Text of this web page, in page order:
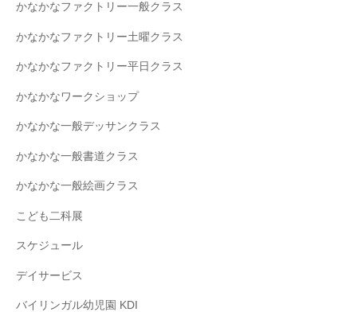
かなかなファクトリー一般クラス
かなかなファクトリー土曜クラス
かなかなファクトリー平日クラス
かなかなワークショップ
かなかな一般デッサンクラス
かなかな一般書道クラス
かなかな一般絵画クラス
こども二科展
スケジュール
デイサービス
バイリンガル幼児園 KDI